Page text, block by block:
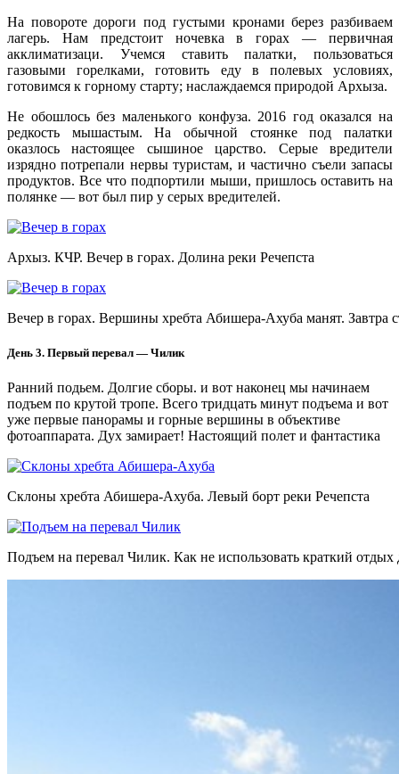
На повороте дороги под густыми кронами берез разбиваем
лагерь. Нам предстоит ночевка в горах — первичная
акклиматизаци. Учемся ставить палатки, пользоваться
газовыми горелками, готовить еду в полевых условиях,
готовимся к горному старту; наслаждаемся природой Архыза.
Не обошлось без маленького конфуза. 2016 год оказался на
редкость мышастым. На обычной стоянке под палатки
оказлось настоящее сышиное царство. Серые вредители
изрядно потрепали нервы туристам, и частично съели запасы
продуктов. Все что подпортили мыши, пришлось оставить на
полянке — вот был пир у серых вредителей.
Архыз. КЧР. Вечер в горах. Долина реки Речепста
Вечер в горах. Вершины хребта Абишера-Ахуба манят. Завтра
День 3. Первый перевал — Чилик
Ранний подьем. Долгие сборы. и вот наконец мы начинаем
подъем по крутой тропе. Всего тридцать минут подъема и вот
уже первые панорамы и горные вершины в объективе
фотоаппарата. Дух замирает! Настоящий полет и фантастика
Склоны хребта Абишера-Ахуба. Левый борт реки Речепста
Подъем на перевал Чилик. Как не использовать краткий отдых